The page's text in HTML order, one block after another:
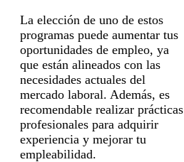
La elección de uno de estos
programas puede aumentar tus
oportunidades de empleo, ya
que están alineados con las
necesidades actuales del
mercado laboral. Además, es
recomendable realizar prácticas
profesionales para adquirir
experiencia y mejorar tu
empleabilidad.